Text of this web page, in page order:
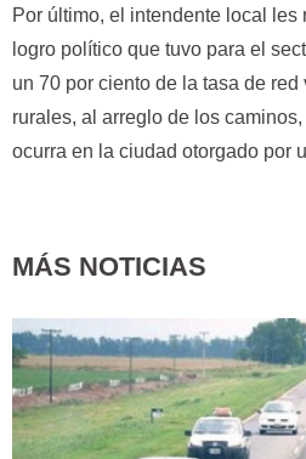
Por último, el intendente local les
logro político que tuvo para el
un 70 por ciento de la tasa de
rurales, al arreglo de los
ocurra en la ciudad otorgado por
MÁS NOTICIAS